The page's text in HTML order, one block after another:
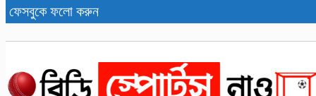
ফেসবুকে ফলো করুন